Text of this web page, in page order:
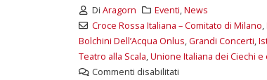
Di Aragorn Eventi,News
Croce Rossa Italiana – Comitato di Milano,
Bolchini Dell’Acqua Onlus,Grandi Concerti,
Teatro alla Scala,Unione Italiana dei Ciechi
Commenti disabilitati
Maggio 13, 2026
Un evento di Natale
Aragorn
Aprile 1, 2026